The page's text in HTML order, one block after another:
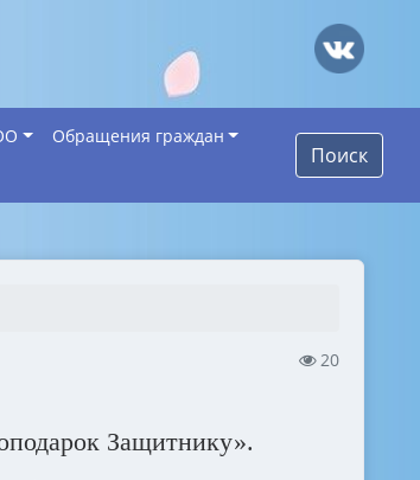
Обращения граждан
Поиск
20
Защитнику».